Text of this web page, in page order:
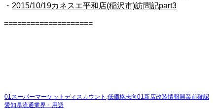
・ 2015/10/19カネスエ平和店(稲沢市)訪問記part3
====================
01スーパーマーケット ディスカウント,低価格志向01新店改装情報開業前確認
愛知県流通業界・用語